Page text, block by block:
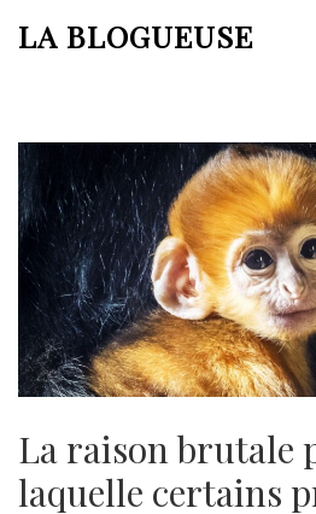
auLA BLOGUEUSE
La raison brutale
laquelle certains